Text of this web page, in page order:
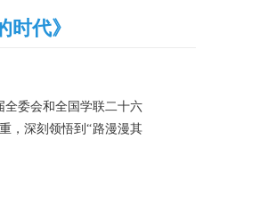
代》
委会和全国学联二十六
，深刻领悟到“路漫漫其